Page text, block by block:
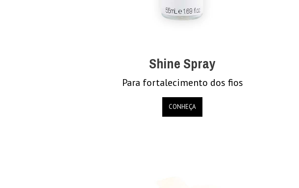
Shine Spray
Para fortalecimento dos fios
CONHEÇA